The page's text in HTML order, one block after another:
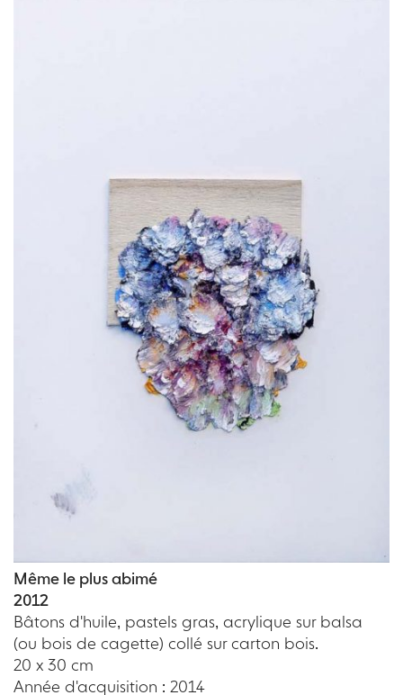
(ou bois de cagette) collé sur carton bois.
Année d'acquisition : 2014
Même le plus abimé
2012
Bâtons d'huile, pastels gras, acrylique sur balsa
(ou bois de cagette) collé sur carton bois.
20 x 30 cm
Année d'acquisition : 2014